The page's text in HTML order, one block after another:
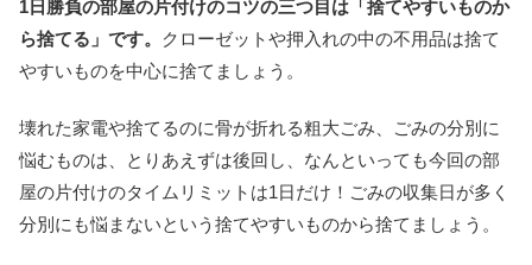
1日勝負の部屋の片付けのコツの三つ目は「捨てやすいものか
ら捨てる」です。
クローゼットや押入れの中の不用品は捨て
やすいものを中心に捨てましょう。
壊れた家電や捨てるのに骨が折れる粗大ごみ、ごみの分別に
悩むものは、とりあえずは後回し、なんといっても今回の部
屋の片付けのタイムリミットは1日だけ！ごみの収集日が多く
分別にも悩まないという捨てやすいものから捨てましょう。